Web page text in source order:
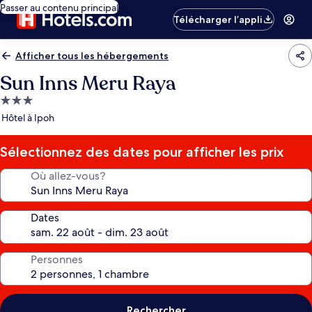
Passer au contenu principal
Télécharger l’appli
Afficher tous les hébergements
Sun Inns Meru Raya
Hébergement
3.0 étoiles
Hôtel à Ipoh
Sélectionnez des dates pour afficher les prix
Où allez-vous?
Dates
Personnes